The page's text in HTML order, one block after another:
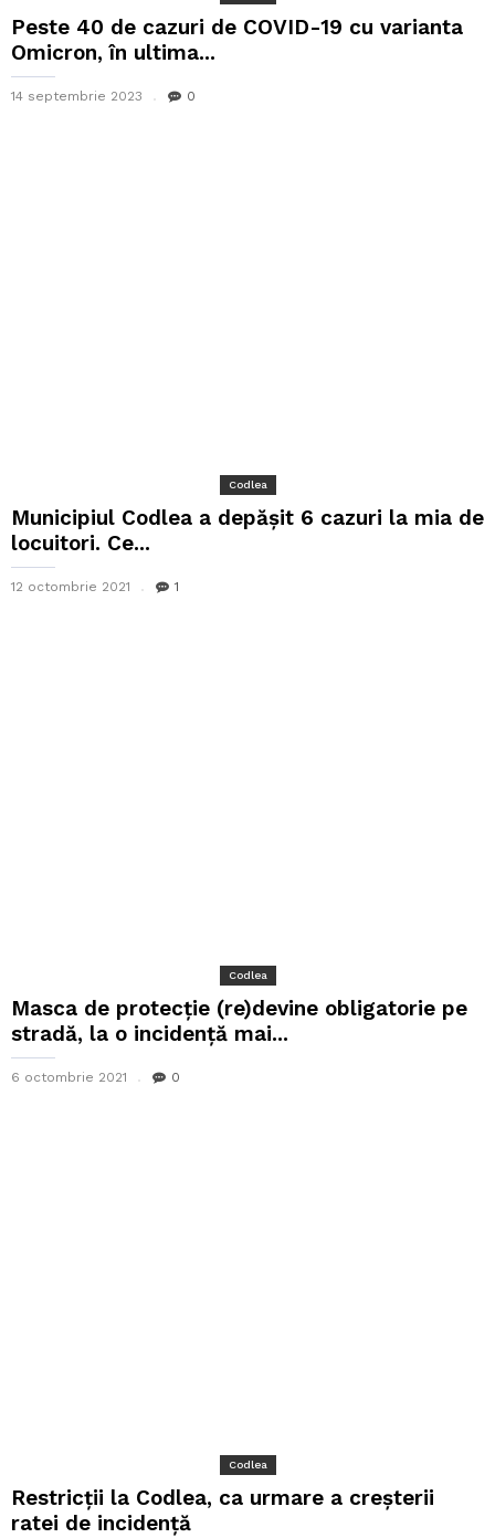
Peste 40 de cazuri de COVID-19 cu varianta
Omicron, în ultima...
14 septembrie 2023 0
Codlea
Municipiul Codlea a depășit 6 cazuri la mia de
locuitori. Ce...
12 octombrie 2021 1
Codlea
Masca de protecție (re)devine obligatorie pe
stradă, la o incidență mai...
6 octombrie 2021 0
Codlea
Restricții la Codlea, ca urmare a creșterii
ratei de incidență